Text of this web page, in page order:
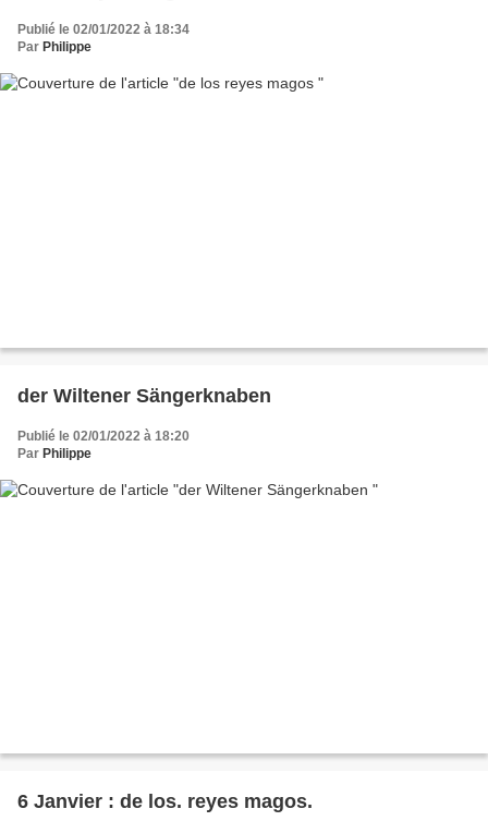
Publié le 02/01/2022 à 18:34
Par Philippe
der Wiltener Sängerknaben
Publié le 02/01/2022 à 18:20
Par Philippe
6 Janvier : de los. reyes magos.